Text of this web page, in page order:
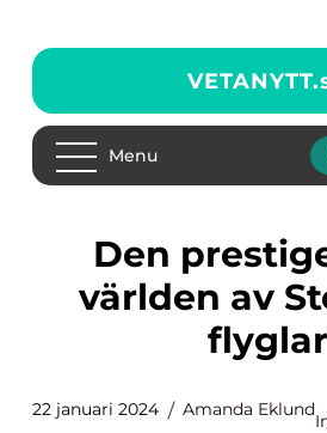
VETANYTT.
Menu
Den prestigefyllda
världen av
flyglar
22 januari 2024 Amanda Eklund